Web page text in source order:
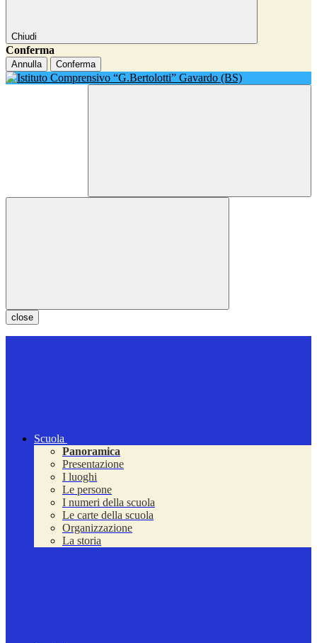
Chiudi
Conferma
Annulla Conferma
close
Scuola
Panoramica
Presentazione
I luoghi
Le persone
I numeri della scuola
Le carte della scuola
Organizzazione
La storia